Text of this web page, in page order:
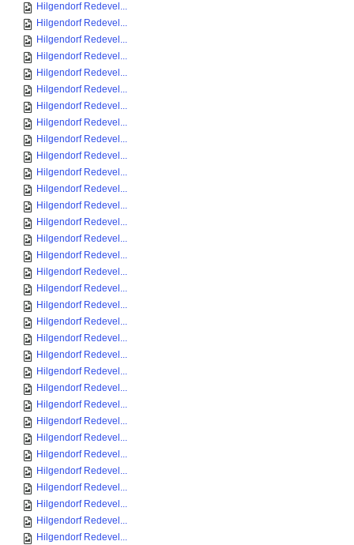
Hilgendorf Redevel...
Hilgendorf Redevel...
Hilgendorf Redevel...
Hilgendorf Redevel...
Hilgendorf Redevel...
Hilgendorf Redevel...
Hilgendorf Redevel...
Hilgendorf Redevel...
Hilgendorf Redevel...
Hilgendorf Redevel...
Hilgendorf Redevel...
Hilgendorf Redevel...
Hilgendorf Redevel...
Hilgendorf Redevel...
Hilgendorf Redevel...
Hilgendorf Redevel...
Hilgendorf Redevel...
Hilgendorf Redevel...
Hilgendorf Redevel...
Hilgendorf Redevel...
Hilgendorf Redevel...
Hilgendorf Redevel...
Hilgendorf Redevel...
Hilgendorf Redevel...
Hilgendorf Redevel...
Hilgendorf Redevel...
Hilgendorf Redevel...
Hilgendorf Redevel...
Hilgendorf Redevel...
Hilgendorf Redevel...
Hilgendorf Redevel...
Hilgendorf Redevel...
Hilgendorf Redevel...